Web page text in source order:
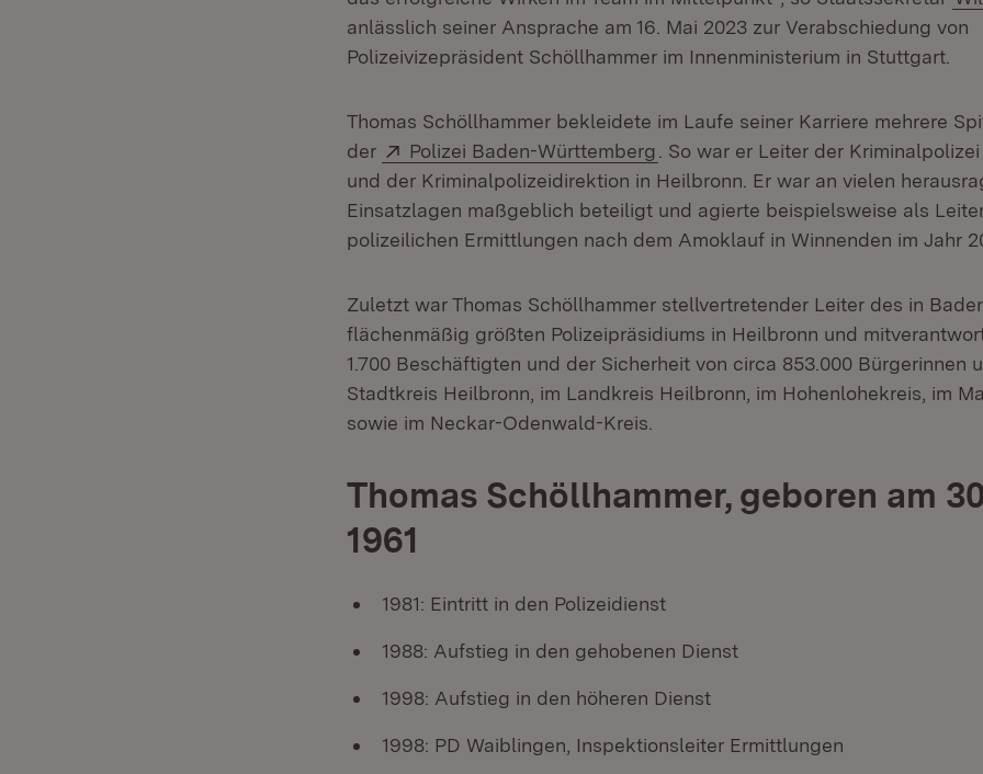
anlässlich seiner Ansprache am 16. Mai 2023 zur Verabschiedung von
Polizeivizepräsident Schöllhammer im Innenministerium in Stuttgart.
Thomas Schöllhammer bekleidete im Laufe seiner Karriere mehrere
der
Extern:
Polizei Baden-Württemberg (Öffnet in neuem Fenster)
. So war er Leiter der
und der Kriminalpolizeidirektion in Heilbronn. Er war an vielen
Einsatzlagen maßgeblich beteiligt und agierte beispielsweise als
polizeilichen Ermittlungen nach dem Amoklauf in Winnenden im Jahr
Zuletzt war Thomas Schöllhammer stellvertretender Leiter des in
flächenmäßig größten Polizeipräsidiums in Heilbronn und
1.700 Beschäftigten und der Sicherheit von circa 853.000 Bürgerinnen
Stadtkreis Heilbronn, im Landkreis Heilbronn, im Hohenlohekreis, im
sowie im Neckar-Odenwald-Kreis.
Thomas Schöllhammer, geboren am
1961
1981: Eintritt in den Polizeidienst
1988: Aufstieg in den gehobenen Dienst
1998: Aufstieg in den höheren Dienst
1998: PD Waiblingen, Inspektionsleiter Ermittlungen